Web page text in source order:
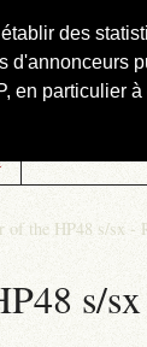
des
en particulier
of the HP48 s/sx
s/